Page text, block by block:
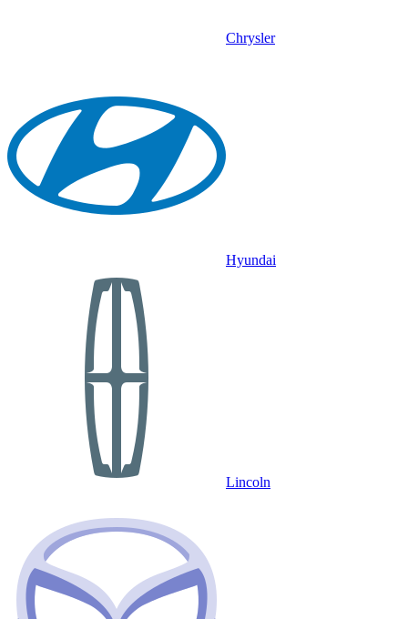
Chrysler
Hyundai
Lincoln